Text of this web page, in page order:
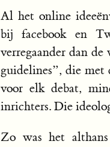
Al het online
bij facebook en
verregaander dan
guidelines”, die
voor elk debat,
inrichters. Die
Zo was het